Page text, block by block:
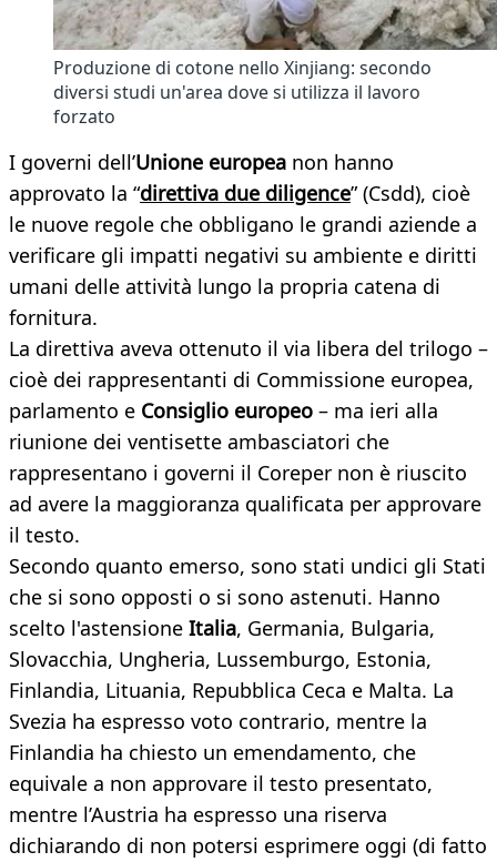
Produzione di cotone nello Xinjiang: secondo
diversi studi un'area dove si utilizza il lavoro
forzato
I governi dell’Unione europea non hanno
approvato la “direttiva due diligence” (Csdd), cioè
le nuove regole che obbligano le grandi aziende a
verificare gli impatti negativi su ambiente e diritti
umani delle attività lungo la propria catena di
fornitura.
La direttiva aveva ottenuto il via libera del trilogo –
cioè dei rappresentanti di Commissione europea,
parlamento e Consiglio europeo – ma ieri alla
riunione dei ventisette ambasciatori che
rappresentano i governi il Coreper non è riuscito
ad avere la maggioranza qualificata per approvare
il testo.
Secondo quanto emerso, sono stati undici gli Stati
che si sono opposti o si sono astenuti. Hanno
scelto l'astensione Italia, Germania, Bulgaria,
Slovacchia, Ungheria, Lussemburgo, Estonia,
Finlandia, Lituania, Repubblica Ceca e Malta. La
Svezia ha espresso voto contrario, mentre la
Finlandia ha chiesto un emendamento, che
equivale a non approvare il testo presentato,
mentre l’Austria ha espresso una riserva
dichiarando di non potersi esprimere oggi (di fatto